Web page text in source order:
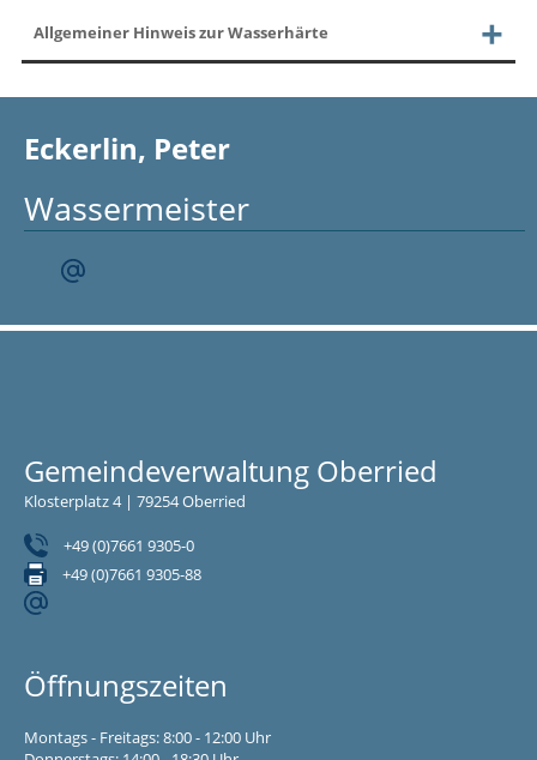
Allgemeiner Hinweis zur Wasserhärte
Eckerlin, Peter
Wassermeister
Gemeindeverwaltung Oberried
Klosterplatz 4 | 79254 Oberried
+49 (0)7661 9305-0
+49 (0)7661 9305-88
Öffnungszeiten
Montags - Freitags: 8:00 - 12:00 Uhr